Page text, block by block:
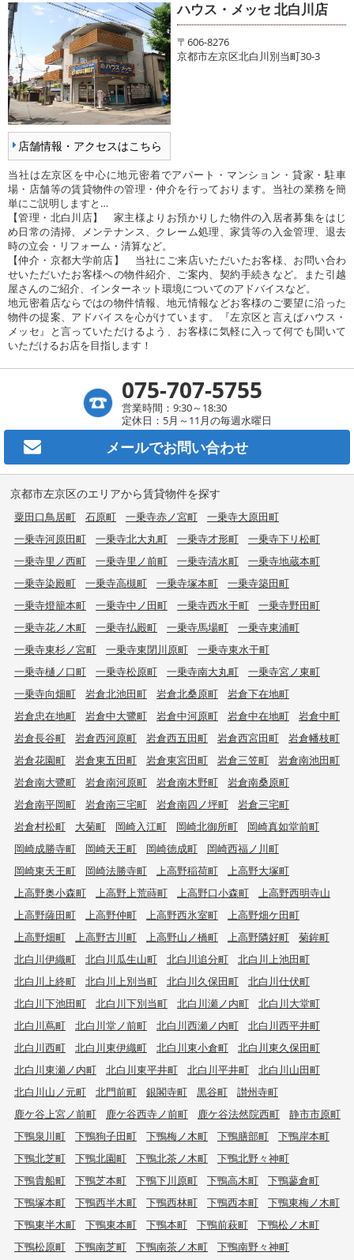
店舗情報・アクセスはこちら
ハウス・メッセ 北白川店
〒606-8276
京都市左京区北白川別当町30-3
当社は左京区を中心に地元密着でアパート・マンション・貸家・駐車
場・店舗等の賃貸物件の管理・仲介を行っております。当社の業務を簡
単にご説明しますと…
【管理・北白川店】 家主様よりお預かりした物件の入居者募集をはじ
め日常の清掃、メンテナンス、クレーム処理、家賃等の入金管理、退去
時の立会・リフォーム・清算など。
【仲介・京都大学前店】 当社にご来店いただいたお客様、お問い合わ
せいただいたお客様への物件紹介、ご案内、契約手続きなど。また引越
屋さんのご紹介、インターネット環境についてのアドバイスなど。
地元密着店ならではの物件情報、地元情報などお客様のご要望に沿った
物件の提案、アドバイスを心がけています。『左京区と言えばハウス・
メッセ』と言っていただけるよう、お客様に気軽に入って何でも聞いて
いただけるお店を目指します！
075-707-5755
営業時間：9:30～18:30
定休日：5月～11月の毎週水曜日
メールでお問い合わせ
京都市左京区のエリアから賃貸物件を探す
粟田口鳥居町 石原町 一乗寺赤ノ宮町
一乗寺大原田町
一乗寺河原田町
一乗寺北大丸町 一乗寺才形町
一乗寺下リ松町
一乗寺里ノ西町
一乗寺里ノ前町 一乗寺清水町
一乗寺地蔵本町
一乗寺染殿町
一乗寺高槻町 一乗寺塚本町
一乗寺築田町
一乗寺燈籠本町
一乗寺中ノ田町 一乗寺西水干町
一乗寺野田町
一乗寺花ノ木町
一乗寺払殿町 一乗寺馬場町
一乗寺東浦町
一乗寺東杉ノ宮町
一乗寺東閉川原町
一乗寺東水干町
一乗寺樋ノ口町
一乗寺松原町 一乗寺南大丸町
一乗寺宮ノ東町
一乗寺向畑町
岩倉北池田町 岩倉北桑原町
岩倉下在地町
岩倉忠在地町
岩倉中大鷺町 岩倉中河原町 岩倉中在地町
岩倉中町
岩倉長谷町
岩倉西河原町 岩倉西五田町 岩倉西宮田町
岩倉幡枝町
岩倉花園町
岩倉東五田町 岩倉東宮田町 岩倉三笠町
岩倉南池田町
岩倉南大鷺町
岩倉南河原町 岩倉南木野町
岩倉南桑原町
岩倉南平岡町
岩倉南三宅町 岩倉南四ノ坪町
岩倉三宅町
岩倉村松町
大菊町 岡崎入江町 岡崎北御所町
岡崎真如堂前町
岡崎成勝寺町
岡崎天王町 岡崎徳成町
岡崎西福ノ川町
岡崎東天王町
岡崎法勝寺町 上高野稲荷町
上高野大塚町
上高野奥小森町
上高野上荒蒔町 上高野口小森町
上高野西明寺山
上高野薩田町
上高野仲町 上高野西氷室町
上高野畑ケ田町
上高野畑町
上高野古川町 上高野山ノ橋町 上高野隣好町
菊鉾町
北白川伊織町
北白川瓜生山町 北白川追分町
北白川上池田町
北白川上終町
北白川上別当町 北白川久保田町
北白川仕伏町
北白川下池田町
北白川下別当町 北白川瀬ノ内町
北白川大堂町
北白川蔦町
北白川堂ノ前町 北白川西瀬ノ内町
北白川西平井町
北白川西町
北白川東伊織町 北白川東小倉町
北白川東久保田町
北白川東瀬ノ内町
北白川東平井町 北白川平井町
北白川山田町
北白川山ノ元町
北門前町 銀閣寺町 黒谷町
讃州寺町
鹿ケ谷上宮ノ前町
鹿ケ谷西寺ノ前町 鹿ケ谷法然院西町
静市市原町
下鴨泉川町
下鴨狗子田町 下鴨梅ノ木町 下鴨膳部町
下鴨岸本町
下鴨北芝町
下鴨北園町 下鴨北茶ノ木町
下鴨北野々神町
下鴨貴船町
下鴨芝本町 下鴨下川原町 下鴨高木町
下鴨蓼倉町
下鴨塚本町
下鴨西半木町 下鴨西林町 下鴨西本町
下鴨東梅ノ木町
下鴨東半木町
下鴨東本町 下鴨本町 下鴨前萩町
下鴨松ノ木町
下鴨松原町
下鴨南芝町 下鴨南茶ノ木町
下鴨南野々神町